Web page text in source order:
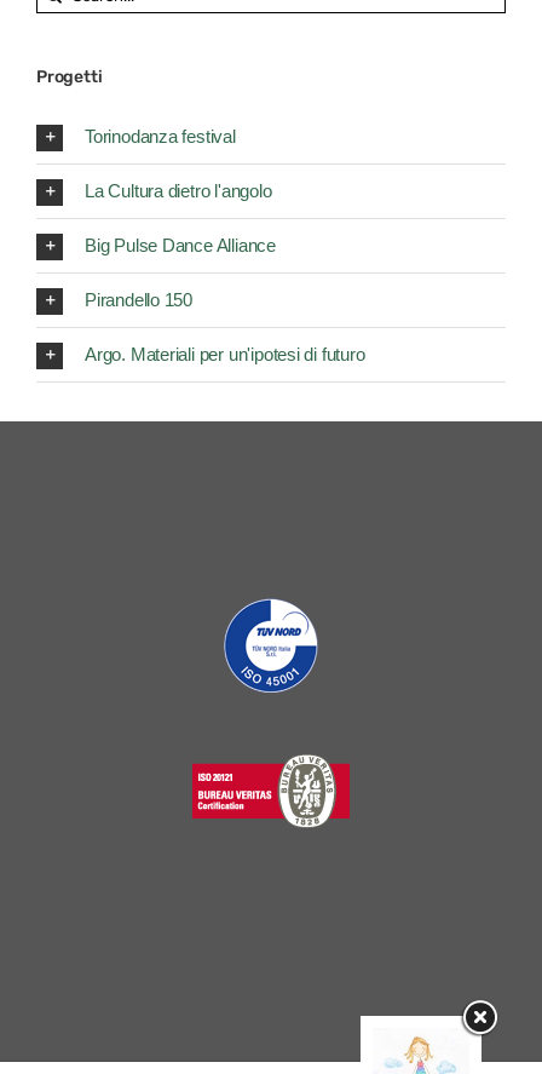
for:
Progetti
Torinodanza festival
La Cultura dietro l'angolo
Big Pulse Dance Alliance
Pirandello 150
Argo. Materiali per un'ipotesi di futuro